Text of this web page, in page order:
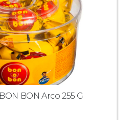
BON Arco 255 G